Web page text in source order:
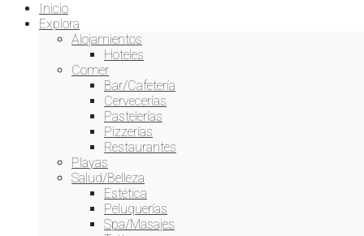
Inicio
Explora
Alojamientos
Hoteles
Comer
Bar/Cafetería
Cervecerías
Pastelerías
Pizzerías
Restaurantes
Playas
Salud/Belleza
Estética
Peluquerías
Spa/Masajes